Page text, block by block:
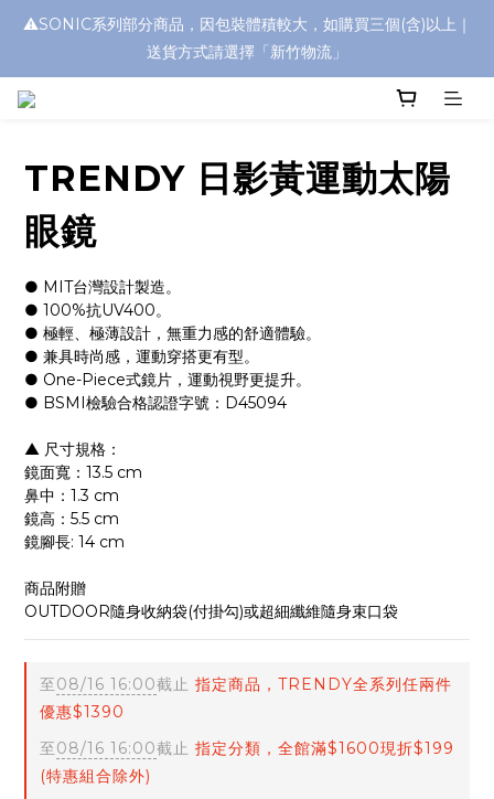
浮水太陽眼鏡🌊 全面升級新上市🎉
⚠️SONIC系列部分商品，因包裝體積較大，如購買三個(含)以上｜
送貨方式請選擇「新竹物流」
TRENDY 日影黃運動太陽
眼鏡
● MIT台灣設計製造。
● 100%抗UV400。
● 極輕、極薄設計，無重力感的舒適體驗。
● 兼具時尚感，運動穿搭更有型。
● One-Piece式鏡片，運動視野更提升。
● BSMI檢驗合格認證字號：D45094
▲ 尺寸規格：
鏡面寬：13.5 cm
鼻中：1.3 cm
鏡高：5.5 cm
鏡腳長: 14 cm
商品附贈
OUTDOOR隨身收納袋(付掛勾)或超細纖維隨身束口袋
至08/16 16:00截止 指定商品，TRENDY全系列任兩件
優惠$1390
至08/16 16:00截止 指定分類，全館滿$1600現折$199
(特惠組合除外)